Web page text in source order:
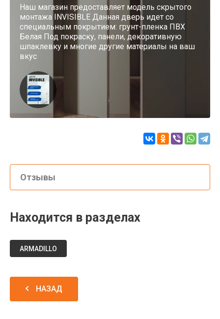
Наш магазин предоставляет модель скрытого
монтажа INVISIBLE Данная дверь идет со
специальным покрытием: грунт-пленка ПВХ
Белая Под покраску, панели, декоративную
шпаклевку и многие другие материалы на ваш
вкус
Отзывы
Находится в разделах
ARMADILLO
НАЗАД